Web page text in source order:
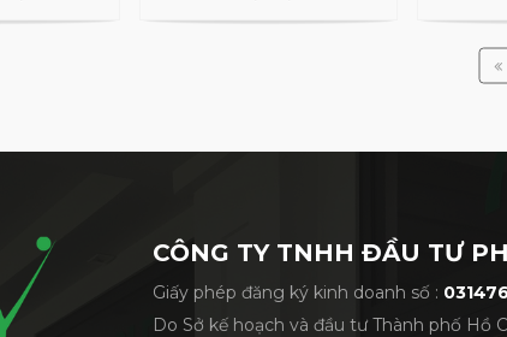
CÔNG TY TNHH ĐẦU TƯ
Giấy phép đăng ký kinh doanh số :
Do Sở kế hoạch và đầu tư Thành phố Hồ